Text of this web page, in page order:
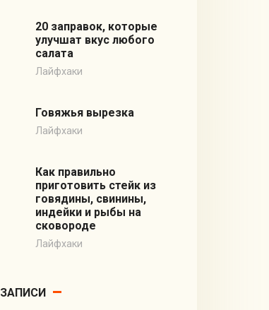
20 заправок, которые
улучшат вкус любого
салата
Лайфхаки
Говяжья вырезка
Лайфхаки
Как правильно
приготовить стейк из
говядины, свинины,
индейки и рыбы на
сковороде
Лайфхаки